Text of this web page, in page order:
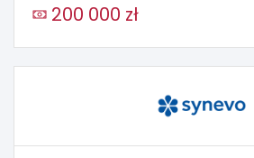
200 000 zł